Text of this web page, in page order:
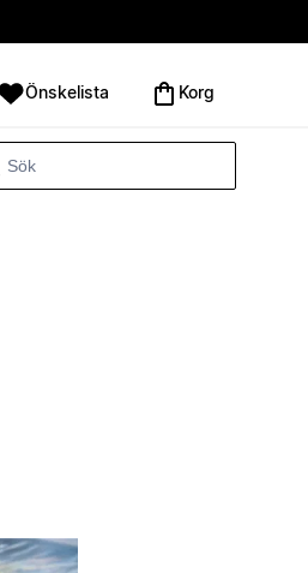
Önskelista Korg